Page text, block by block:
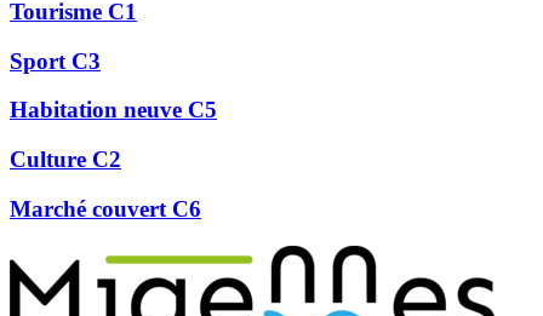
Tourisme C1
Sport C3
Habitation neuve C5
Culture C2
Marché couvert C6
Précédent
Suivant